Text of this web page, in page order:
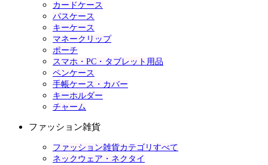
カードケース
パスケース
キーケース
マネークリップ
ポーチ
スマホ・PC・タブレット用品
ペンケース
手帳ケース・カバー
キーホルダー
チャーム
ファッション雑貨
ファッション雑貨カテゴリすべて
ネックウェア・ネクタイ